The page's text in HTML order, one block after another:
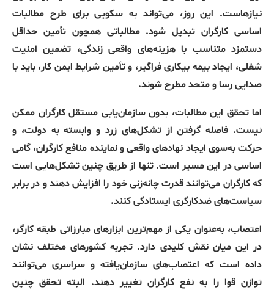
نیازهاست. این روز، می‌تواند به سکویی برای طرح مطالبات
اساسی کارگران تبدیل شود. مطالباتی همچون تأمین حداقل
دستمزد متناسب با هزینه‌های واقعی زندگی، تضمین امنیت
شغلی، ایجاد بیمه بیکاری فراگیر، و تأمین شرایط ایمن کار، باید با
صدایی رسا و متحد مطرح شوند.
اما تحقق این مطالبات، بدون سازمان‌یابی مستقل کارگران ممکن
نیست. فاصله گرفتن از تشکل‌های زرد و وابسته به دولت، و
حرکت به‌سوی ایجاد نهادهای واقعی و نماینده منافع کارگران، گامی
اساسی در این مسیر است. تنها از طریق چنین تشکل‌هایی است
که کارگران می‌توانند قدرت چانه‌زنی خود را افزایش دهند و در برابر
سیاست‌های ضدکارگری ایستادگی کنند.
اعتصاب، به‌عنوان یکی از مهم‌ترین ابزارهای مبارزاتی طبقه کارگر،
در این میان نقش کلیدی دارد. تجربه کشورهای مختلف نشان
داده است که اعتصاب‌های سازمان‌یافته و سراسری می‌توانند
توازن قوا را به نفع کارگران تغییر دهند. البته تحقق چنین